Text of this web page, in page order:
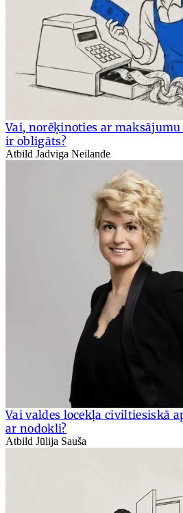
Vai, norēķinoties ar
ir obligāts?
Atbild Jadviga Neilande
Vai valdes locekļa civiltiesiskā
ar nodokli?
Atbild Jūlija Sauša